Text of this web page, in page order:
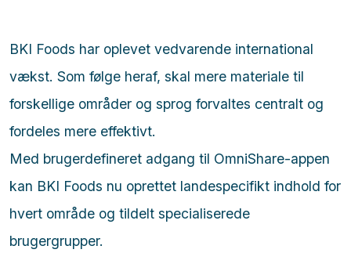
BKI Foods har oplevet vedvarende international
vækst. Som følge heraf, skal mere materiale til
forskellige områder og sprog forvaltes centralt og
fordeles mere effektivt.
Med brugerdefineret adgang til OmniShare-appen
kan BKI Foods nu oprettet landespecifikt indhold for
hvert område og tildelt specialiserede
brugergrupper.